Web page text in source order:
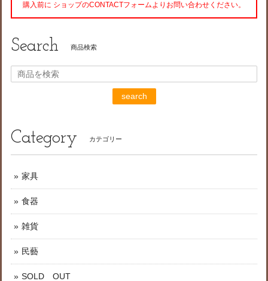
購入前に ショップのCONTACTフォームよりお問い合わせください。
Search 商品検索
search
Category カテゴリー
家具
食器
雑貨
民藝
SOLD OUT